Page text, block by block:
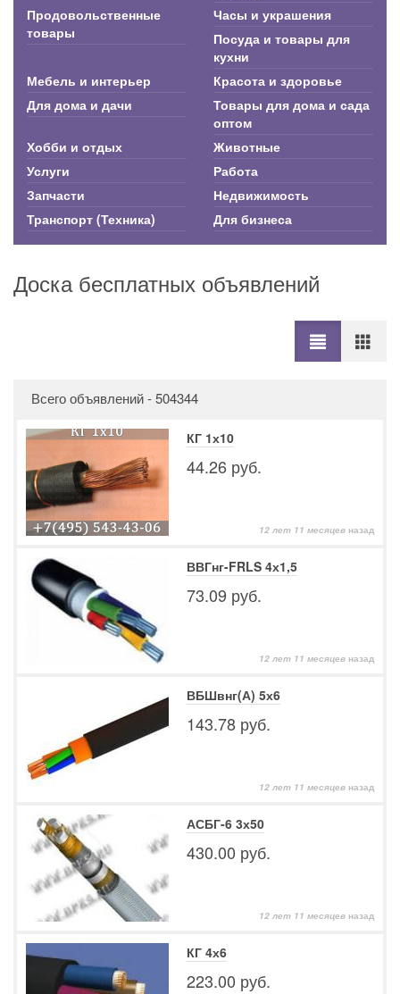
Продовольственные
товары
Часы и украшения
Посуда и товары для
кухни
Мебель и интерьер
Красота и здоровье
Для дома и дачи
Товары для дома и сада
оптом
Хобби и отдых
Животные
Услуги
Работа
Запчасти
Недвижимость
Транспорт (Техника)
Для бизнеса
Доска бесплатных объявлений
Всего объявлений - 504344
КГ 1х10
44.26 руб.
12 лет 11 месяцев назад
ВВГнг-FRLS 4х1,5
73.09 руб.
12 лет 11 месяцев назад
ВБШвнг(А) 5х6
143.78 руб.
12 лет 11 месяцев назад
АСБГ-6 3х50
430.00 руб.
12 лет 11 месяцев назад
КГ 4х6
223.00 руб.